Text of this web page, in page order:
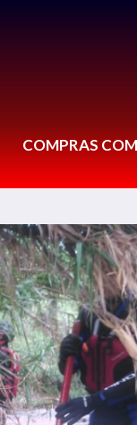
COMPRAS